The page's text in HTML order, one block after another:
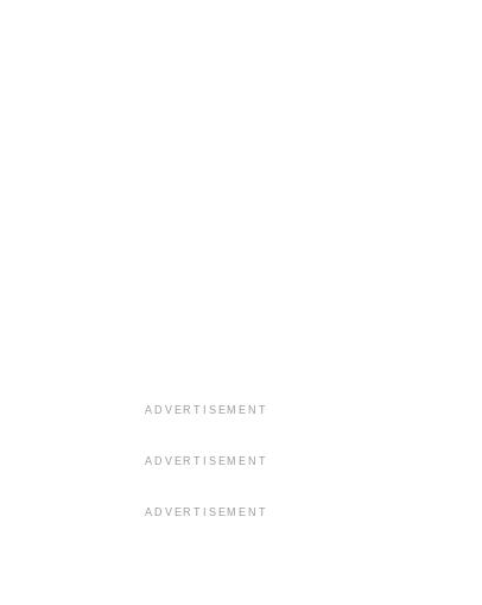
ADVERTISEMENT
ADVERTISEMENT
ADVERTISEMENT